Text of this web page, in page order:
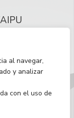
al navegar,
y analizar
con el uso de